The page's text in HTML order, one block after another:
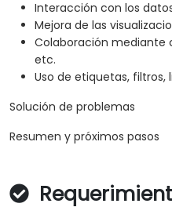
Interacción con los
Mejora de las
Colaboración mediante
etc.
Uso de etiquetas, filtros,
Solución de problemas
Resumen y próximos pasos